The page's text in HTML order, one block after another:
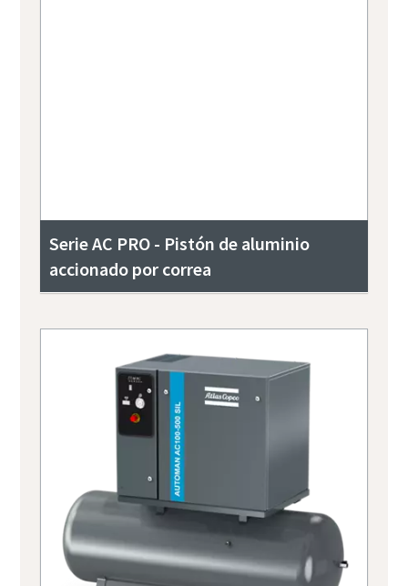
Serie AC PRO - Pistón de aluminio
accionado por correa